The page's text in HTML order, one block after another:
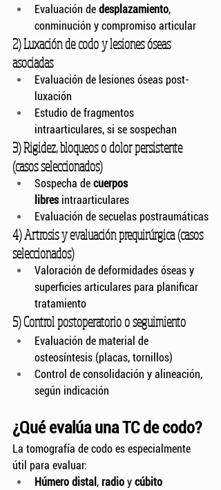
Evaluación de desplazamiento,
conminución y compromiso articular
2) Luxación de codo y lesiones óseas
asociadas
Evaluación de lesiones óseas post-
luxación
Estudio de fragmentos
intraarticulares, si se sospechan
3) Rigidez, bloqueos o dolor persistente
(casos seleccionados)
Sospecha de cuerpos
libres intraarticulares
Evaluación de secuelas postraumáticas
4) Artrosis y evaluación prequirúrgica (casos
seleccionados)
Valoración de deformidades óseas y
superficies articulares para planificar
tratamiento
5) Control postoperatorio o seguimiento
Evaluación de material de
osteosíntesis (placas, tornillos)
Control de consolidación y alineación,
según indicación
¿Qué evalúa una TC de codo?
La tomografía de codo es especialmente
útil para evaluar:
Húmero distal , radio y cúbito